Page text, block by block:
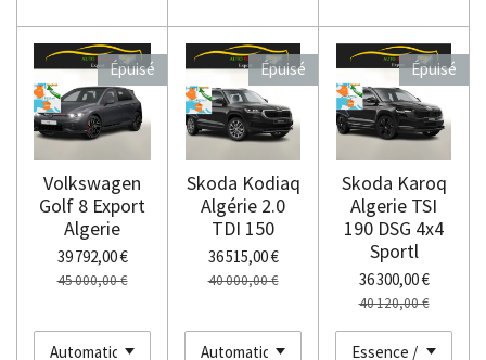
Épuisé
Volkswagen
Golf 8 Export
Algerie
39 792,00 €
45 000,00 €
Épuisé
Skoda Kodiaq
Algérie 2.0
TDI 150
36 515,00 €
40 000,00 €
Épuisé
Skoda Karoq
Algerie TSI
190 DSG 4x4
Sportl
36 300,00 €
40 120,00 €